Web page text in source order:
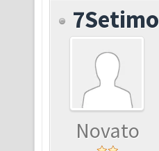
7Setimo
Novato